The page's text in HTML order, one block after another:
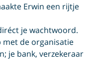
Erwin een rijtje
je wachtwoord.
met de organisatie
je bank, verzekeraar